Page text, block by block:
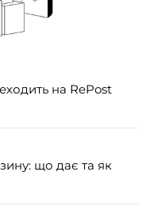
на RePost
що дає та як